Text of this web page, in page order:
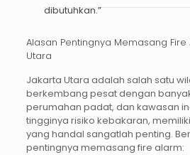
dibutuhkan.”
Alasan Pentingnya Memasang
Utara
Jakarta Utara adalah salah satu
berkembang pesat dengan
perumahan padat, dan kawasan
tingginya risiko kebakaran,
yang handal sangatlah penting.
pentingnya memasang fire alarm: